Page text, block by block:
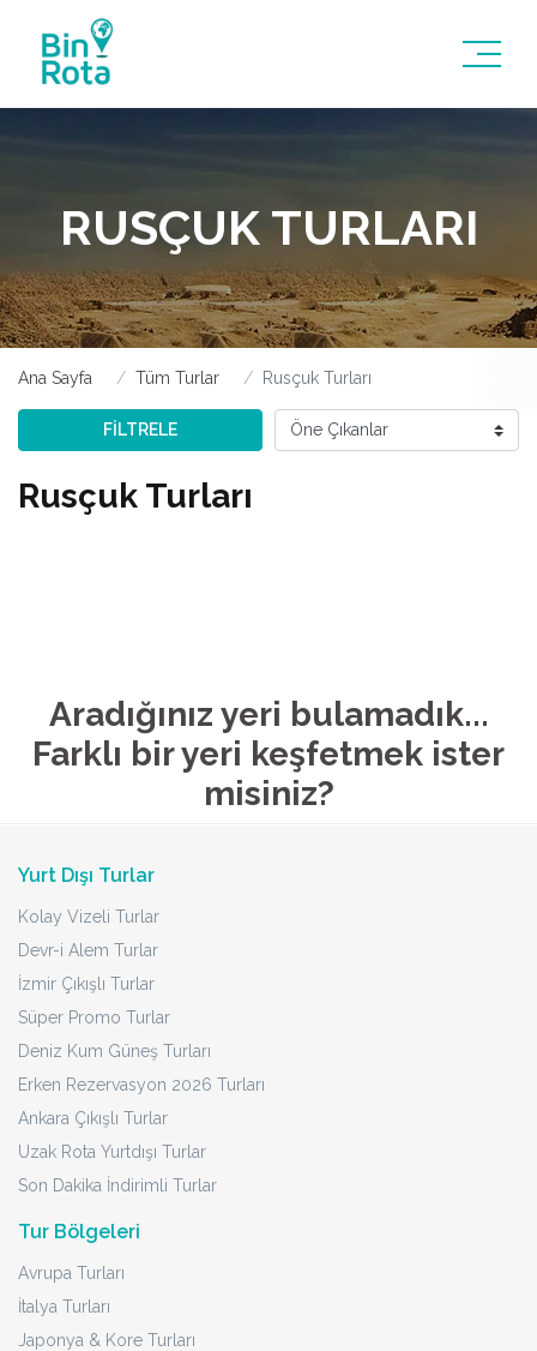
RUSÇUK TURLARI
Ana Sayfa Tüm Turlar Rusçuk Turları
FİLTRELE
Rusçuk Turları
Aradığınız yeri bulamadık...
Farklı bir yeri keşfetmek ister
misiniz?
Yurt Dışı Turlar
Kolay Vizeli Turlar
Devr-i Alem Turlar
İzmir Çıkışlı Turlar
Süper Promo Turlar
Deniz Kum Güneş Turları
Erken Rezervasyon 2026 Turları
Ankara Çıkışlı Turlar
Uzak Rota Yurtdışı Turlar
Son Dakika İndirimli Turlar
Tur Bölgeleri
Avrupa Turları
İtalya Turları
Japonya & Kore Turları